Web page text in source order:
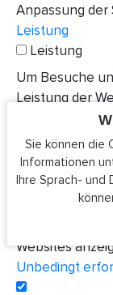
Sie können die
Informationen
Ihre Sprach- und
Anpassung der
Leistung
Leistung
Um Besuche
Leistung der
Die
anonymisiert.
Segmentation
Anhand
erstellen und
Websites
Unbedingt